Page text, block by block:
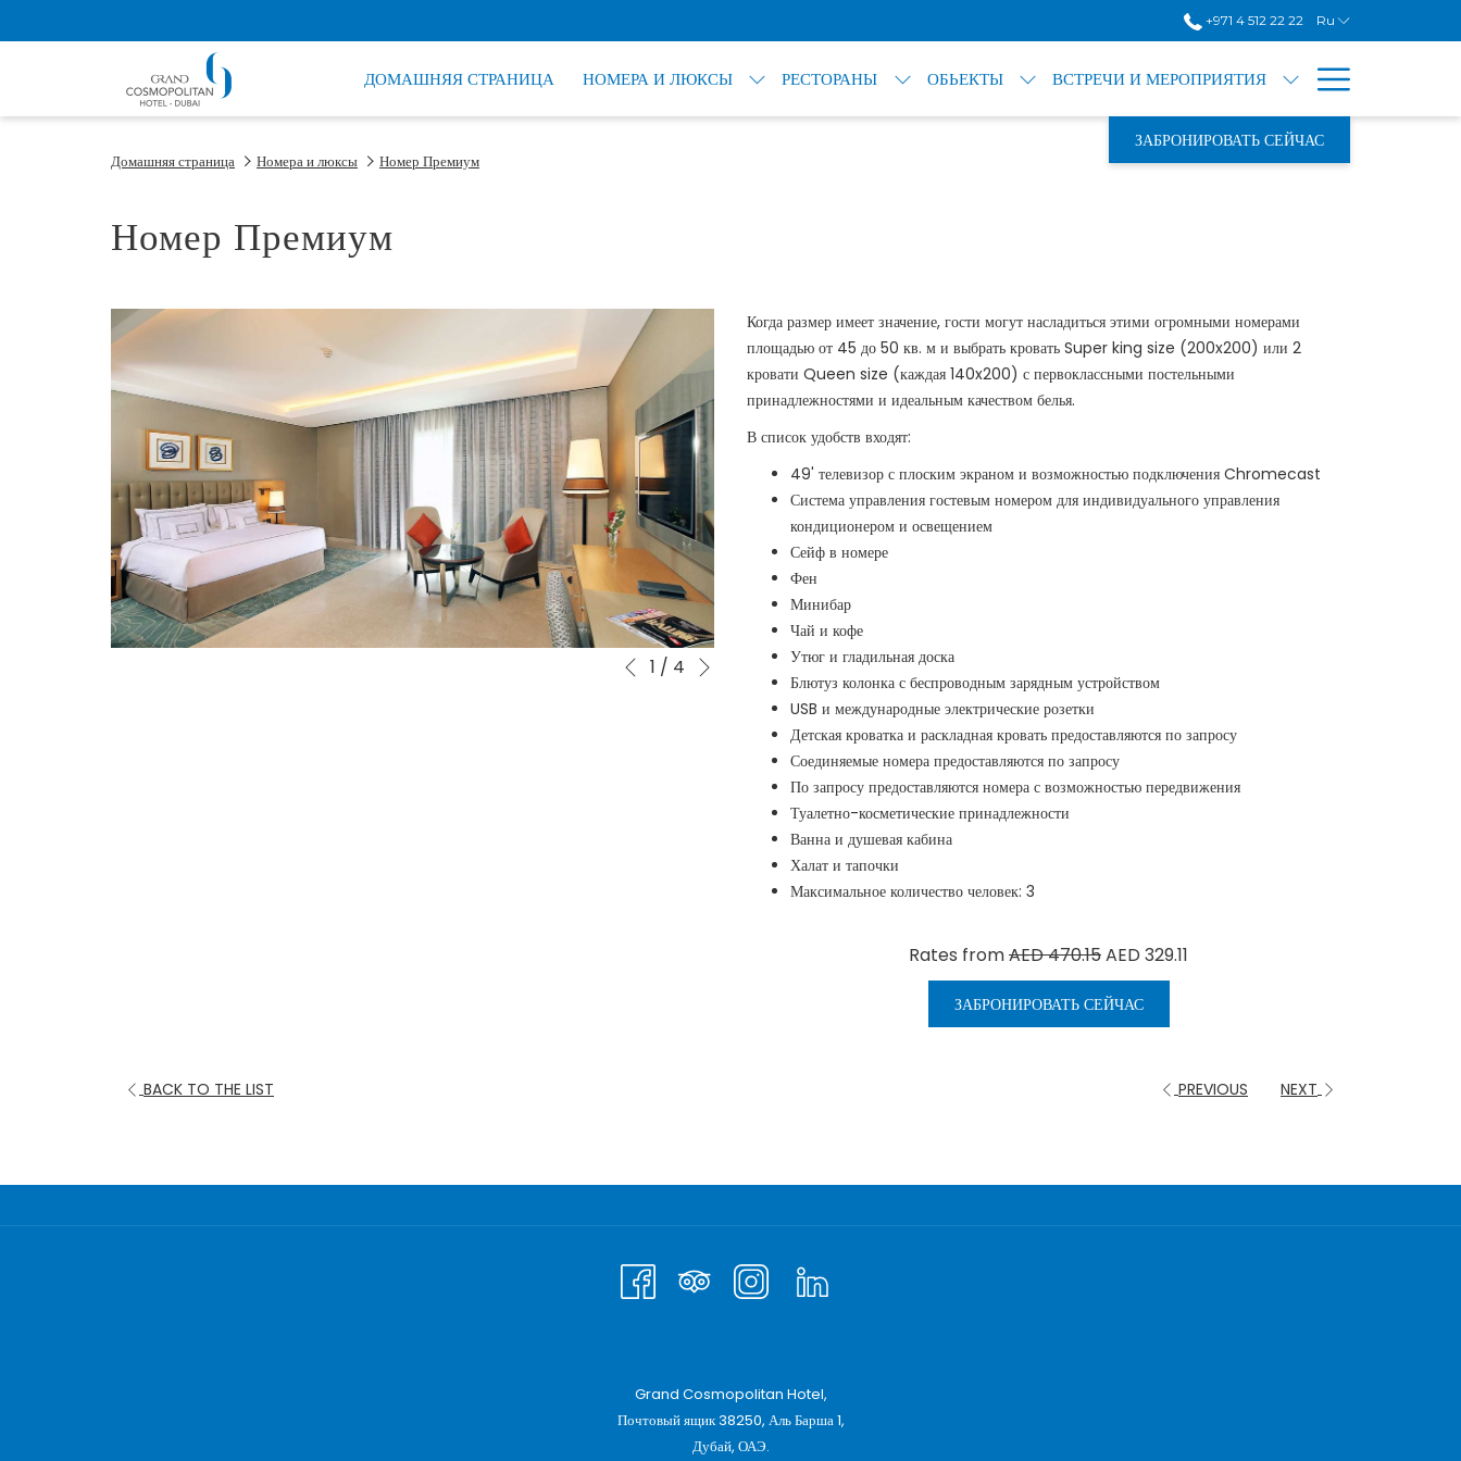
+971 4 512 22 22 Ru
ДОМАШНЯЯ СТРАНИЦА НОМЕРА И ЛЮКСЫ РЕСТОРАНЫ ОБЬЕКТЫ ВСТРЕЧИ И МЕРОПРИЯТИЯ Menu
ЗАБРОНИРОВАТЬ СЕЙЧАС
Домашняя страница Номера и люксы Номер Премиум
Номер Премиум
Slideshow
Clicking
Previous
1 / 4 Next
Когда размер имеет значение, гости могут насладиться этими огромными номерами
площадью от 45 до 50 кв. м и выбрать кровать Super king size (200x200) или 2
кровати Queen size (каждая 140x200) с первоклассными постельными
принадлежностями и идеальным качеством белья.
В список удобств входят:
49' телевизор с плоским экраном и возможностью подключения Chromecast
Система управления гостевым номером для индивидуального управления
кондиционером и освещением
Сейф в номере
Фен
Минибар
Чай и кофе
Утюг и гладильная доска
Блютуз колонка с беспроводным зарядным устройством
USB и международные электрические розетки
Детская кроватка и раскладная кровать предоставляются по запросу
Соединяемые номера предоставляются по запросу
По запросу предоставляются номера с возможностью передвижения
Туалетно-косметические принадлежности
Ванна и душевая кабина
Халат и тапочки
Максимальное количество человек: 3
Rates fromAED 470.15AED 329.11
ЗАБРОНИРОВАТЬ СЕЙЧАС
BACK TO THE LIST PREVIOUS NEXT
Grand Cosmopolitan Hotel,
Почтовый ящик 38250, Аль Барша 1,
Дубай, ОАЭ.